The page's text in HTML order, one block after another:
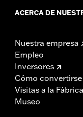
ACERCA DE
Nuestra empresa
Empleo
Inversores
Cómo
Visitas a la Fábrica
Museo